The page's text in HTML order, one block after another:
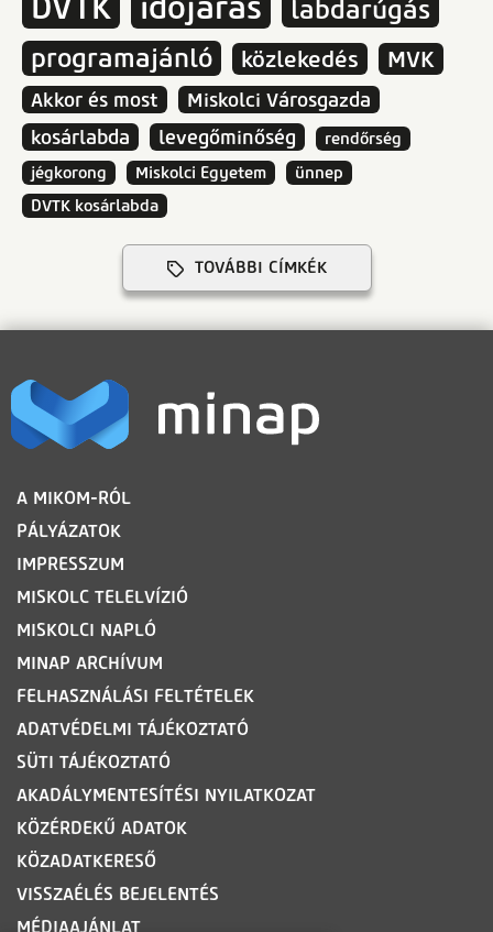
labdarúgás
programajánló
közlekedés MVK
Akkor és most
Miskolci Városgazda
kosárlabda
levegőminőség
rendőrség
jégkorong
Miskolci Egyetem
ünnep
DVTK kosárlabda
TOVÁBBI CÍMKÉK
LÁBLÉC
A MIKOM-RÓL
PÁLYÁZATOK
IMPRESSZUM
MISKOLC TELELVÍZIÓ
MISKOLCI NAPLÓ
MINAP ARCHÍVUM
FELHASZNÁLÁSI FELTÉTELEK
ADATVÉDELMI TÁJÉKOZTATÓ
SÜTI TÁJÉKOZTATÓ
AKADÁLYMENTESÍTÉSI NYILATKOZAT
KÖZÉRDEKŰ ADATOK
KÖZADATKERESŐ
VISSZAÉLÉS BEJELENTÉS
MÉDIAAJÁNLAT